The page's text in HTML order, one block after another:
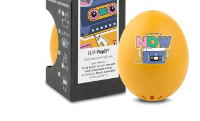
MERKLISTE
HINZUFÜGEN